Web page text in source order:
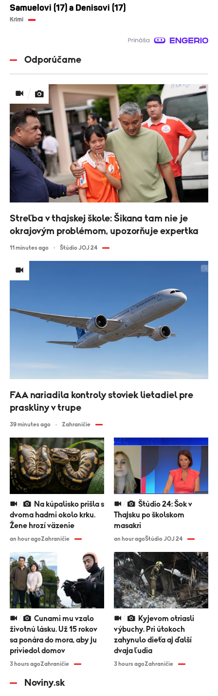
Samuelovi (17) a Denisovi (17)
Krimi
Odporúčame
Streľba v thajskej škole: Šikana tam nie je
okrajovým problémom, upozorňuje expertka
11 minutes ago Štúdio JOJ 24
FAA nariadila kontroly stoviek lietadiel pre
praskliny v trupe
39 minutes ago Zahraničie
dvoma hadmi okolo krku.
Žene hrozí väzenie
an hour agoZahraničie
Thajsku po školskom
masakri
an hour agoŠtúdio JOJ 24
životnú lásku. Už 15 rokov
sa ponára do mora, aby ju
priviedol domov
3 hours agoZahraničie
výbuchy. Pri útokoch
zahynulo dieťa aj ďalší
dvaja ľudia
3 hours agoZahraničie
Noviny.sk